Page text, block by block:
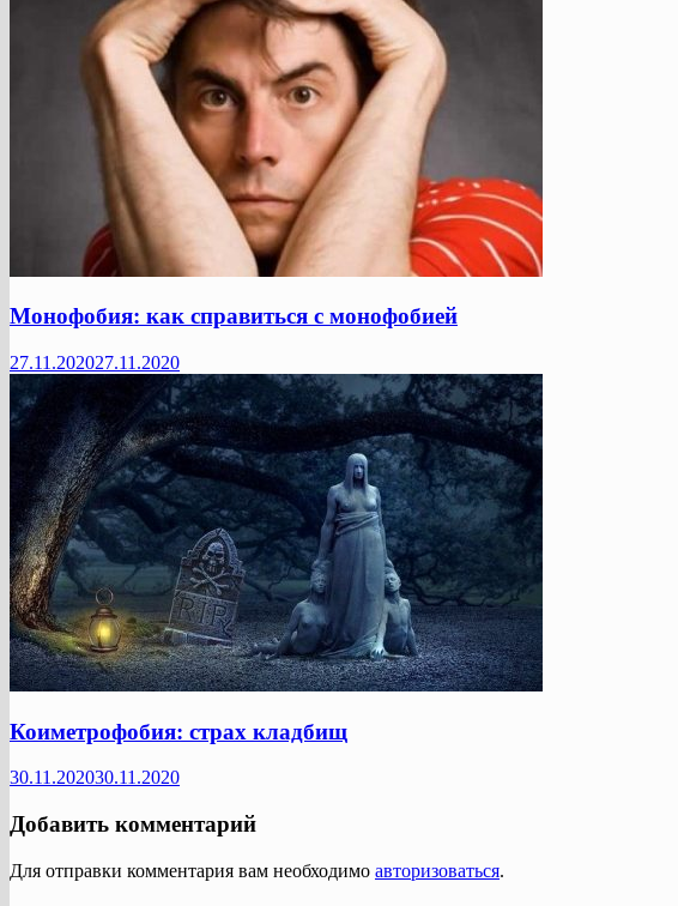
Монофобия: как справиться с монофобией
27.11.202027.11.2020
Коиметрофобия: страх кладбищ
30.11.202030.11.2020
Добавить комментарий
Для отправки комментария вам необходимо авторизоваться.